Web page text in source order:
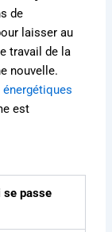
de
laisser au
travail de la
nouvelle.
est
se passe